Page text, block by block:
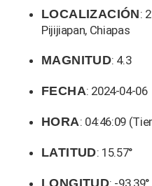
LOCALIZACIÓN:
Pijijiapan, Chiapas
MAGNITUD: 4.3
FECHA: 2024-04-06
HORA: 04:46:09
LATITUD: 15.57°